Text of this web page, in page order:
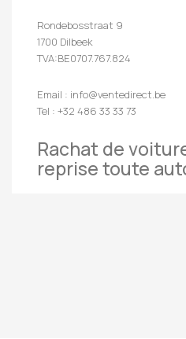
Rondebosstraat 9
1700 Dilbeek
TVA:BE0707.767.824
Email : info@ventedirect.be
Tel : +32 486 33 33 73
Rachat de
reprise toute